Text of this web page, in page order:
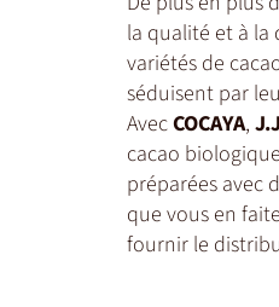
la qualité et à la
variétés de
séduisent par
AvecCOCAYA,
cacao
préparées avec
que vous en
fournir le